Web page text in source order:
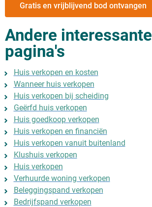
Gratis en vrijblijvend bod ontvangen
Andere interessante
pagina's
Huis verkopen en kosten
Wanneer huis verkopen
Huis verkopen bij scheiding
Geërfd huis verkopen
Huis goedkoop verkopen
Huis verkopen en financiën
Huis verkopen vanuit buitenland
Klushuis verkopen
Huis verkopen
Verhuurde woning verkopen
Beleggingspand verkopen
Bedrijfspand verkopen